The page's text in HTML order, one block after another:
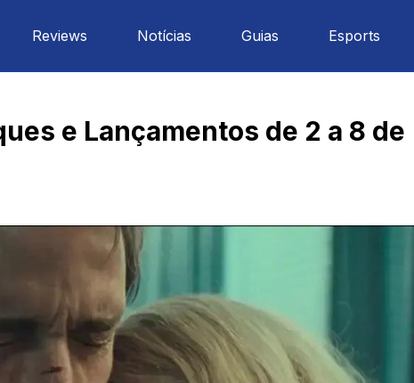
Reviews Notícias Guias Esports
e Lançamentos de 2 a 8 de